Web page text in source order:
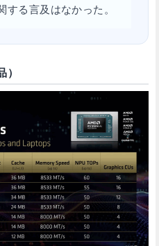
る言及はなかった。